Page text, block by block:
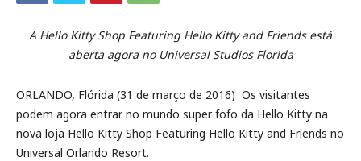
A Hello Kitty Shop Featuring Hello Kitty and Friends está
aberta agora no Universal Studios Florida
ORLANDO, Flórida (31 de março de 2016)  Os visitantes
podem agora entrar no mundo super fofo da Hello Kitty na
nova loja Hello Kitty Shop Featuring Hello Kitty and Friends no
Universal Orlando Resort.